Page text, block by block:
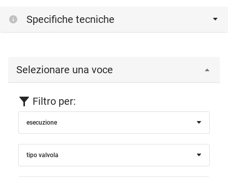
Specifiche tecniche
Selezionare una voce
Filtro per:
esecuzione
tipo valvola